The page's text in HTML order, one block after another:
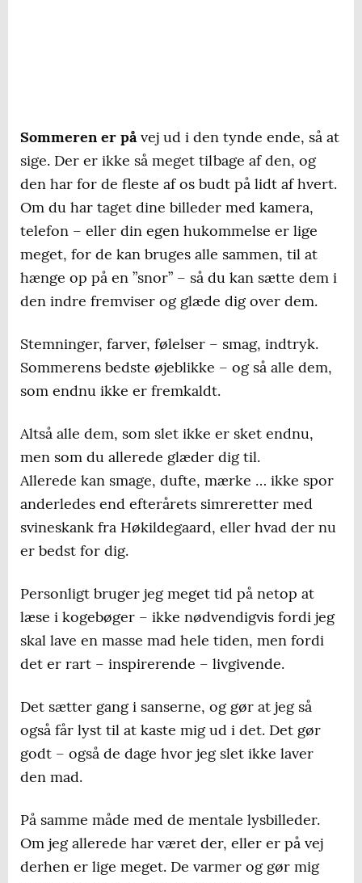
Sommeren er påvej ud i den tynde ende, så at
sige. Der er ikke så meget tilbage af den, og
den har for de fleste af os budt på lidt af hvert.
Om du har taget dine billeder med kamera,
telefon – eller din egen hukommelse er lige
meget, for de kan bruges alle sammen, til at
hænge op på en ”snor” – så du kan sætte dem i
den indre fremviser og glæde dig over dem.
Stemninger, farver, følelser – smag, indtryk.
Sommerens bedste øjeblikke – og så alle dem,
som endnu ikke er fremkaldt.
Altså alle dem, som slet ikke er sket endnu,
men som du allerede glæder dig til.
Allerede kan smage, dufte, mærke … ikke spor
anderledes end efterårets simreretter med
svineskank fra Høkildegaard, eller hvad der nu
er bedst for dig.
Personligt bruger jeg meget tid på netop at
læse i kogebøger – ikke nødvendigvis fordi jeg
skal lave en masse mad hele tiden, men fordi
det er rart – inspirerende – livgivende.
Det sætter gang i sanserne, og gør at jeg så
også får lyst til at kaste mig ud i det. Det gør
godt – også de dage hvor jeg slet ikke laver
den mad.
På samme måde med de mentale lysbilleder.
Om jeg allerede har været der, eller er på vej
derhen er lige meget. De varmer og gør mig